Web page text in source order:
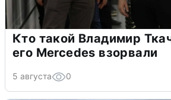
Кто такой Владимир
его Mercedes взорвали
5 августа 0